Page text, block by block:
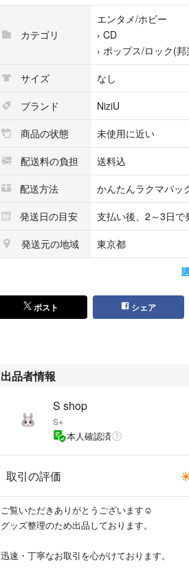
バラ売りは2枚以上から対応可能です。
単品の場合は送料分上乗せとなります。
#NiziU
#WithU
#CDまとめ売り
#KPOP
カテゴリ
エンタメ/ホビー
› CD
› ポップス/ロック(邦
サイズ
なし
ブランド
NiziU
商品の状態
未使用に近い
配送料の負担
送料込
配送方法
かんたんラクマパッ
発送日の目安
支払い後、2～3日で
発送元の地域
東京都
ポスト シェア
出品者情報
S shop
S⭐︎
本人確認済
取引の評価
ご覧いただきありがとうございます☺︎
グッズ整理のため出品しております。
迅速・丁寧なお取引を心がけております。